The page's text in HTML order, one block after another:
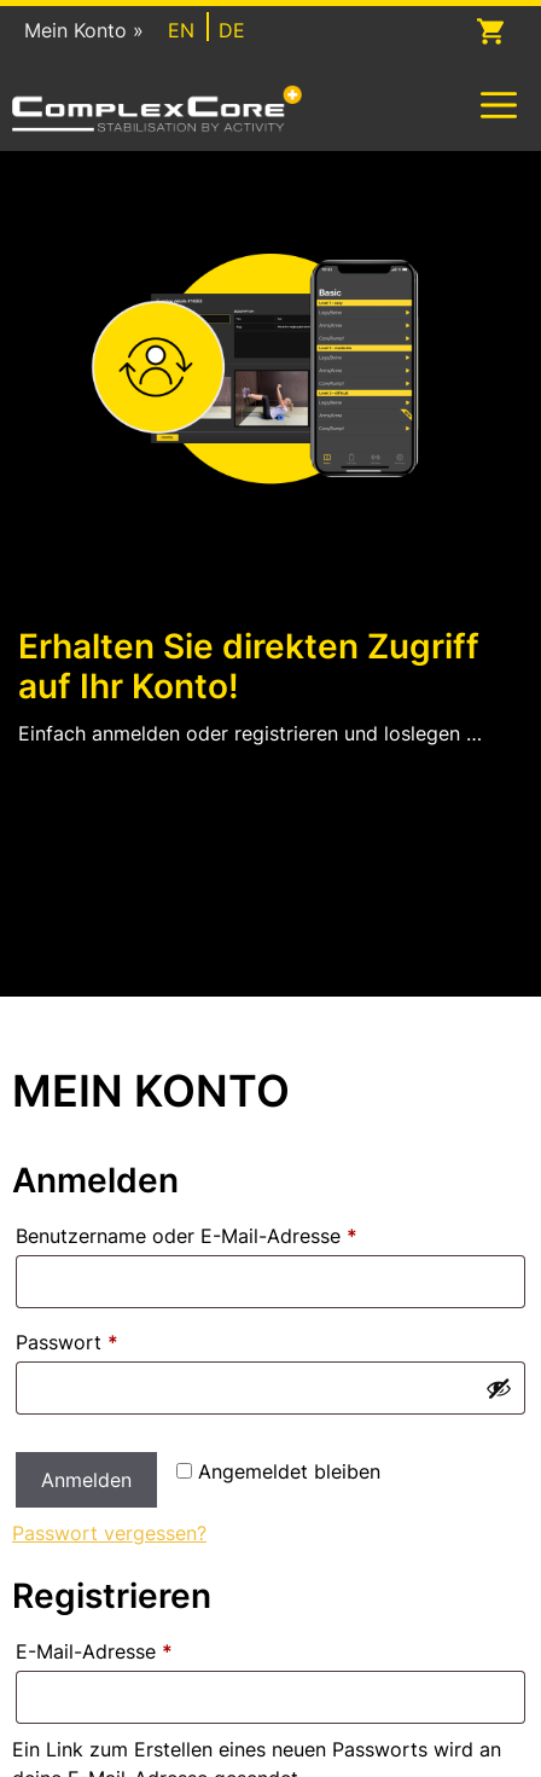
Zum
InhaltMein Konto » EN DE
Erhalten Sie direkten Zugriff
auf Ihr Konto!
Einfach anmelden oder registrieren und loslegen …
MEIN KONTO
Anmelden
Benutzername oder E-Mail-Adresse *
Passwort *
Angemeldet bleiben
Anmelden
Passwort vergessen?
Registrieren
E-Mail-Adresse *
Ein Link zum Erstellen eines neuen Passworts wird an